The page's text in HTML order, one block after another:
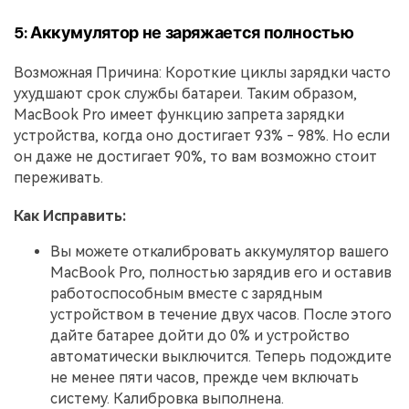
5: Аккумулятор не заряжается полностью
Возможная Причина: Короткие циклы зарядки часто
ухудшают срок службы батареи. Таким образом,
MacBook Pro имеет функцию запрета зарядки
устройства, когда оно достигает 93% - 98%. Но если
он даже не достигает 90%, то вам возможно стоит
переживать.
Как Исправить:
Вы можете откалибровать аккумулятор вашего
MacBook Pro, полностью зарядив его и оставив
работоспособным вместе с зарядным
устройством в течение двух часов. После этого
дайте батарее дойти до 0% и устройство
автоматически выключится. Теперь подождите
не менее пяти часов, прежде чем включать
систему. Калибровка выполнена.